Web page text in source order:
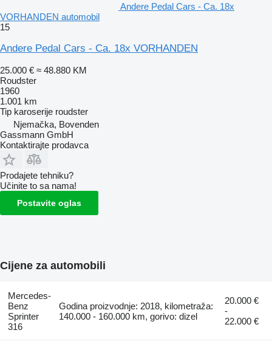
Andere Pedal Cars - Ca. 18x
VORHANDEN automobil
15
Andere Pedal Cars - Ca. 18x VORHANDEN
25.000 € ≈ 48.880 KM
Roudster
1960
1.001 km
Tip karoserije roudster
Njemačka, Bovenden
Gassmann GmbH
Kontaktirajte prodavca
Prodajete tehniku?
Učinite to sa nama!
Postavite oglas
Cijene za automobili
Mercedes-
Benz
Sprinter
316
Godina proizvodnje: 2018, kilometraža:
140.000 - 160.000 km, gorivo: dizel
20.000 €
-
22.000 €